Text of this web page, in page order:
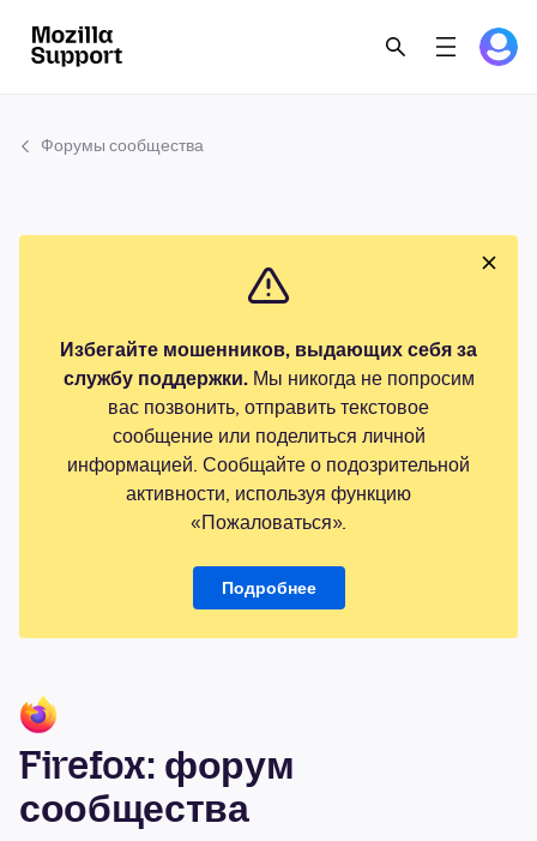
Форумы сообщества
Избегайте мошенников, выдающих себя за
службу поддержки.Мы никогда не попросим
вас позвонить, отправить текстовое
сообщение или поделиться личной
информацией. Сообщайте о подозрительной
активности, используя функцию
«Пожаловаться».
Подробнее
Firefox: форум
сообщества